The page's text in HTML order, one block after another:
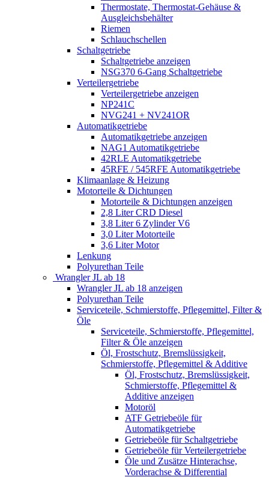
Thermostate, Thermostat-Gehäuse &
Ausgleichsbehälter
Riemen
Schlauchschellen
Schaltgetriebe
Schaltgetriebe anzeigen
NSG370 6-Gang Schaltgetriebe
Verteilergetriebe
Verteilergetriebe anzeigen
NP241C
NVG241 + NV241OR
Automatikgetriebe
Automatikgetriebe anzeigen
NAG1 Automatikgetriebe
42RLE Automatikgetriebe
45RFE / 545RFE Automatikgetriebe
Klimaanlage & Heizung
Motorteile & Dichtungen
Motorteile & Dichtungen anzeigen
2,8 Liter CRD Diesel
3,8 Liter 6 Zylinder V6
3,0 Liter Motorteile
3,6 Liter Motor
Lenkung
Polyurethan Teile
Wrangler JL ab 18
Wrangler JL ab 18 anzeigen
Polyurethan Teile
Serviceteile, Schmierstoffe, Pflegemittel, Filter &
Öle
Serviceteile, Schmierstoffe, Pflegemittel,
Filter & Öle anzeigen
Öl, Frostschutz, Bremslüssigkeit,
Schmierstoffe, Pflegemittel & Additive
Öl, Frostschutz, Bremslüssigkeit,
Schmierstoffe, Pflegemittel &
Additive anzeigen
Motoröl
ATF Getriebeöle für
Automatikgetriebe
Getriebeöle für Schaltgetriebe
Getriebeöle für Verteilergetriebe
Öle und Zusätze Hinterachse,
Vorderachse & Differential